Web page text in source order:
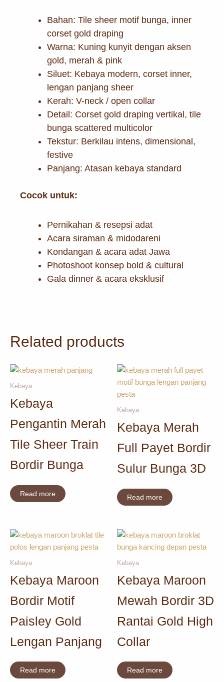
Bahan: Tile sheer motif bunga, inner
corset gold draping
Warna: Kuning kunyit dengan aksen
gold, merah & pink
Siluet: Kebaya modern, corset inner,
lengan panjang sheer
Kerah: V-neck / open collar
Detail: Corset gold draping vertikal, tile
bunga scattered multicolor
Tekstur: Berkilau intens, dimensional,
festive
Panjang: Atasan kebaya standard
Cocok untuk:
Pernikahan & resepsi adat
Acara siraman & midodareni
Kondangan & acara adat Jawa
Photoshoot konsep bold & cultural
Gala dinner & acara eksklusif
Related products
Kebaya
Kebaya
Pengantin Merah
Tile Sheer Train
Bordir Bunga
Read more
Kebaya
Kebaya Merah
Full Payet Bordir
Sulur Bunga 3D
Read more
Kebaya
Kebaya Maroon
Bordir Motif
Paisley Gold
Lengan Panjang
Read more
Kebaya
Kebaya Maroon
Mewah Bordir 3D
Rantai Gold High
Collar
Read more